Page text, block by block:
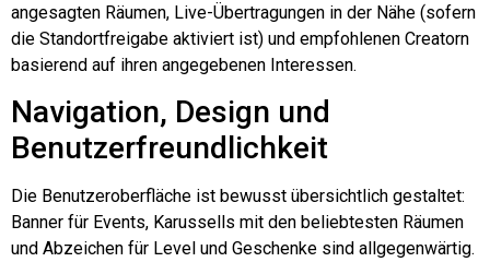
angesagten Räumen, Live-Übertragungen in der Nähe (sofern
die Standortfreigabe aktiviert ist) und empfohlenen Creatorn
basierend auf ihren angegebenen Interessen.
Navigation, Design und
Benutzerfreundlichkeit
Die Benutzeroberfläche ist bewusst übersichtlich gestaltet:
Banner für Events, Karussells mit den beliebtesten Räumen
und Abzeichen für Level und Geschenke sind allgegenwärtig.